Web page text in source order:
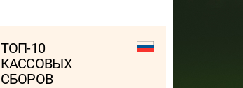
ТОП-10
КАССОВЫХ
СБОРОВ